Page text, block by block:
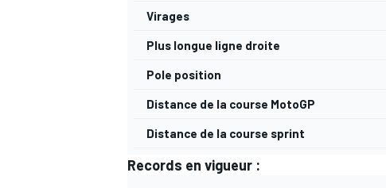
Virages
Plus longue ligne droite
Pole position
Distance de la course MotoGP
Distance de la course sprint
Records en vigueur :